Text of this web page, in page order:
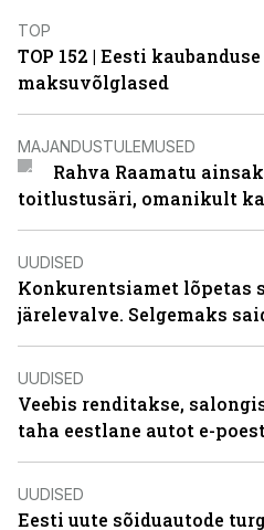
TOP
TOP 152 | Eesti
maksuvõlglased
MAJANDUSTULEMUSED
Rahva Raamatu
toitlustusäri, omanikult
UUDISED
Konkurentsiamet lõpetas
järelevalve. Selgemaks
UUDISED
Veebis renditakse,
taha eestlane autot e-
UUDISED
Eesti uute sõiduautode